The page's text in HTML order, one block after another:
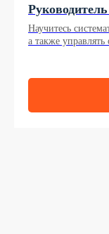
Научитесь
а также